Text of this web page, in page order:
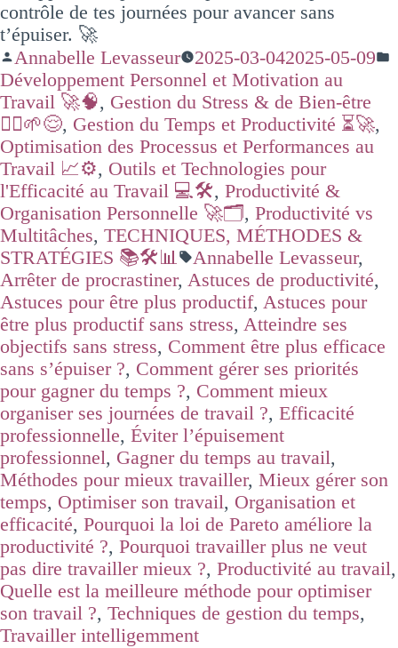
contrôle de tes journées pour avancer sans
t’épuiser. 🚀
Annabelle Levasseur
2025-03-042025-05-09
Développement Personnel et Motivation au
Travail 🚀🧠, Gestion du Stress & de Bien-être
🧘‍♂️🌱😌, Gestion du Temps et Productivité ⏳🚀,
Optimisation des Processus et Performances au
Travail 📈⚙️, Outils et Technologies pour
l'Efficacité au Travail 💻🛠️, Productivité &
Organisation Personnelle 🚀🗂️, Productivité vs
Multitâches, TECHNIQUES, MÉTHODES &
STRATÉGIES 📚🛠️📊
Annabelle Levasseur,
Arrêter de procrastiner, Astuces de productivité,
Astuces pour être plus productif, Astuces pour
être plus productif sans stress, Atteindre ses
objectifs sans stress, Comment être plus efficace
sans s’épuiser ?, Comment gérer ses priorités
pour gagner du temps ?, Comment mieux
organiser ses journées de travail ?, Efficacité
professionnelle, Éviter l’épuisement
professionnel, Gagner du temps au travail,
Méthodes pour mieux travailler, Mieux gérer son
temps, Optimiser son travail, Organisation et
efficacité, Pourquoi la loi de Pareto améliore la
productivité ?, Pourquoi travailler plus ne veut
pas dire travailler mieux ?, Productivité au travail,
Quelle est la meilleure méthode pour optimiser
son travail ?, Techniques de gestion du temps,
Travailler intelligemment